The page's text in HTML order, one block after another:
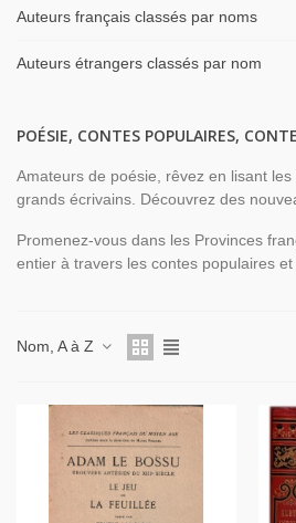
Auteurs français classés par noms
Auteurs étrangers classés par nom
POÉSIE, CONTES POPULAIRES,
Amateurs de poésie, rêvez en lisant
grands écrivains. Découvrez des
Promenez-vous dans les Provinces
entier à travers les contes populaires et
Nom, A à Z